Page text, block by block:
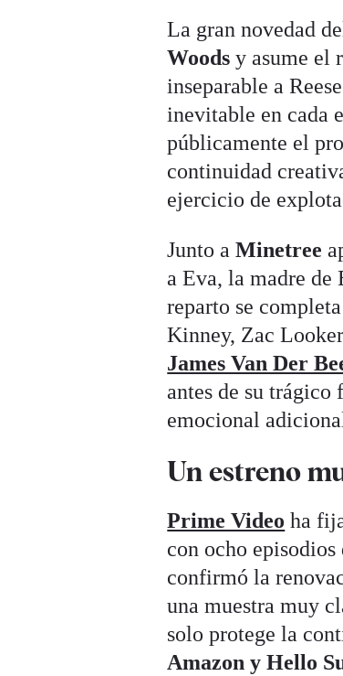
La gran novedad
Woodsy asume el
inseparable a
inevitable en cada
públicamente el
continuidad
ejercicio de
Junto aMinetree
a Eva, la madre
reparto se
Kinney, Zac
James Van Der
antes de su
emocional
Un estreno
Prime Video ha
con ocho
confirmó la
una muestra muy
solo protege la
Amazon y Hello